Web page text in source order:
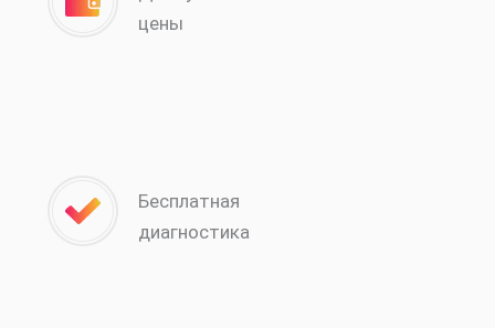
цены
Бесплатная
диагностика